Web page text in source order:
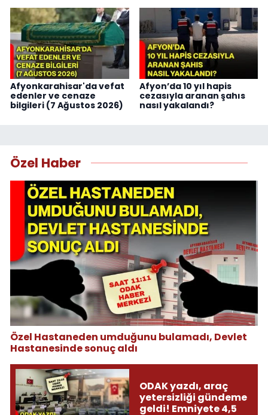
Afyonkarahisar'da vefat
edenler ve cenaze
bilgileri (7 Ağustos 2026)
Afyon’da 10 yıl hapis
cezasıyla aranan şahıs
nasıl yakalandı?
Özel Haber
Özel Hastaneden umduğunu bulamadı, Devlet
Hastanesinde sonuç aldı
ODAK yazdı, araç
yetersizliği gündeme
geldi! Emniyete 4,5